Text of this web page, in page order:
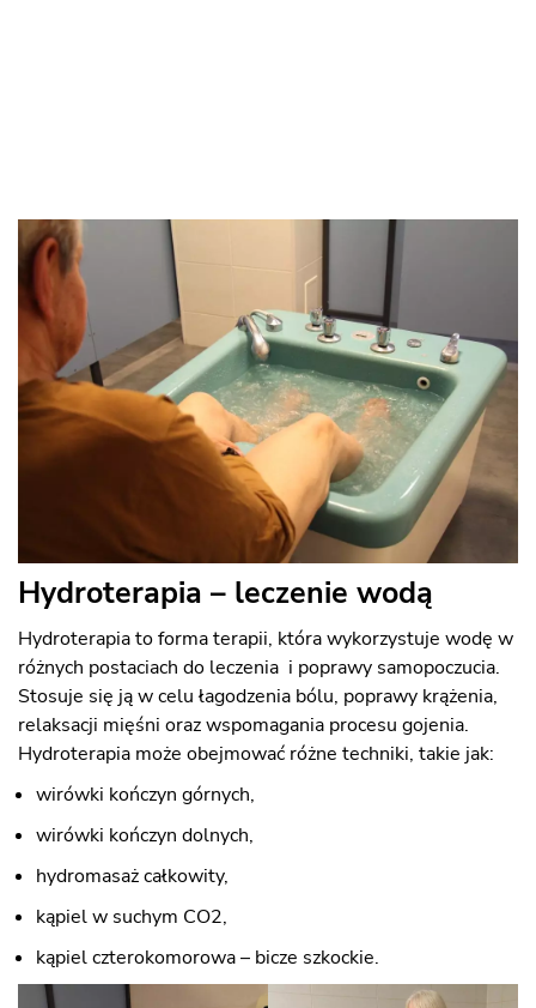
Hydroterapia – leczenie wodą
Hydroterapia to forma terapii, która wykorzystuje wodę w
różnych postaciach do leczenia i poprawy samopoczucia.
Stosuje się ją w celu łagodzenia bólu, poprawy krążenia,
relaksacji mięśni oraz wspomagania procesu gojenia.
Hydroterapia może obejmować różne techniki, takie jak:
wirówki kończyn górnych,
wirówki kończyn dolnych,
hydromasaż całkowity,
kąpiel w suchym CO2,
kąpiel czterokomorowa – bicze szkockie.